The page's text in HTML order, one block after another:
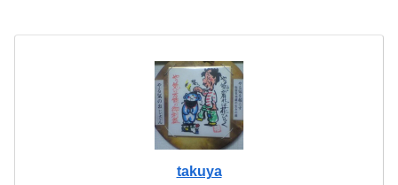
takuya